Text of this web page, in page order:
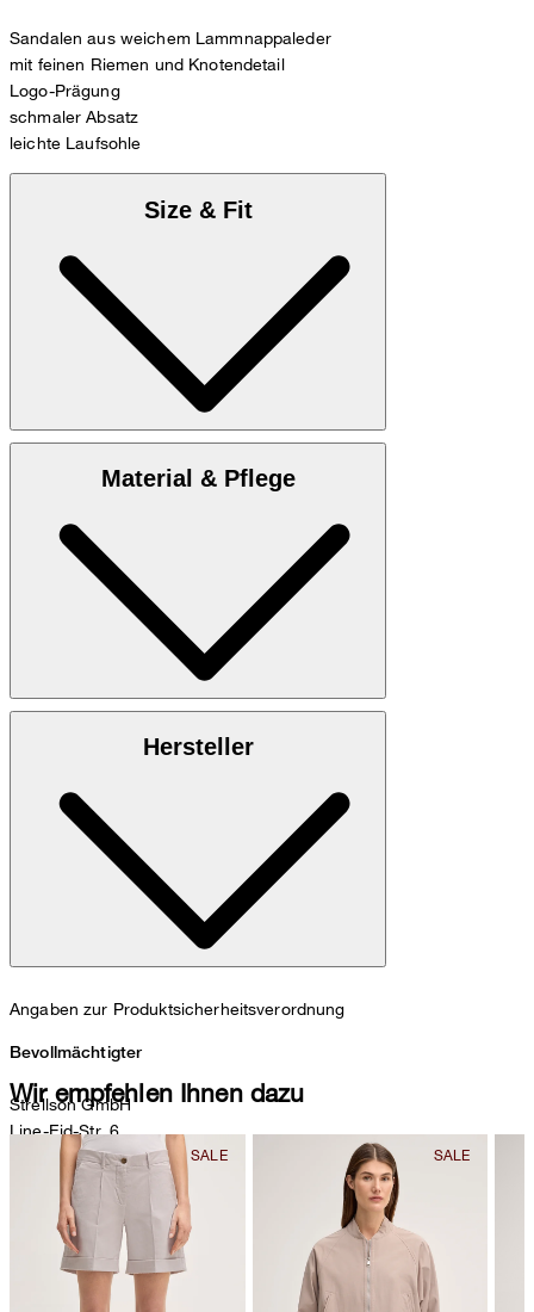
Sandalen aus weichem Lammnappaleder
mit feinen Riemen und Knotendetail
Logo-Prägung
schmaler Absatz
leichte Laufsohle
Size & Fit
Material & Pflege
Hersteller
Angaben zur Produktsicherheitsverordnung
Bevollmächtigter
Strellson GmbH
Line-Eid-Str. 6
78467 Konstanz
Deutschland
contact@strellson.com
Produzent
Wir empfehlen Ihnen dazu